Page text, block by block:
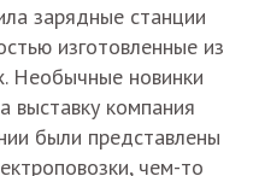
зарядные станции
изготовленные из
Необычные новинки
выставку компания
были представлены
чем-то